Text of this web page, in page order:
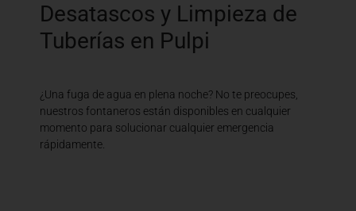
Desatascos y Limpieza de
Tuberías en Pulpi
¿Una fuga de agua en plena noche? No te preocupes,
nuestros fontaneros están disponibles en cualquier
momento para solucionar cualquier emergencia
rápidamente.